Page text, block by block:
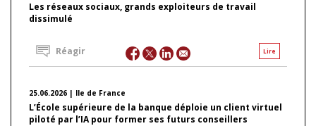
Les réseaux sociaux, grands exploiteurs de travail
dissimulé
Lire
Réagir
25.06.2026 | Ile de France
L’École supérieure de la banque déploie un client virtuel
piloté par l’IA pour former ses futurs conseillers